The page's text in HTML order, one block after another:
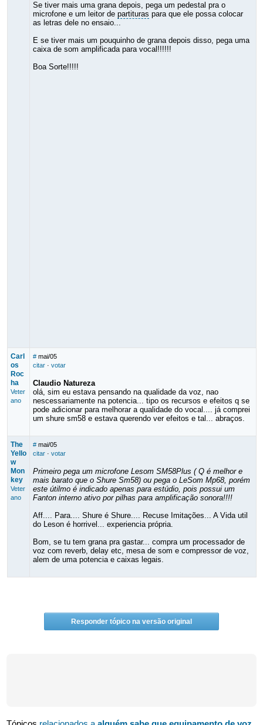
Se tiver mais uma grana depois, pega um pedestal pra o
microfone e um leitor de partituras para que ele possa colocar
as letras dele no ensaio...
E se tiver mais um pouquinho de grana depois disso, pega uma
caixa de som amplificada para vocal!!!!!!
Boa Sorte!!!!!
Carl
os
Roc
ha
Veter
ano
# mai/05
citar· votar
Claudio Natureza
olá, sim eu estava pensando na qualidade da voz, nao
nescessariamente na potencia... tipo os recursos e efeitos q se
pode adicionar para melhorar a qualidade do vocal.... já comprei
um shure sm58 e estava querendo ver efeitos e tal... abraços.
The
Yello
w
Mon
key
Veter
ano
# mai/05
citar· votar
Primeiro pega um microfone Lesom SM58Plus ( Q é melhor e
mais barato que o Shure Sm58) ou pega o LeSom Mp68, porém
este útilmo é indicado apenas para estúdio, pois possui um
Fanton interno ativo por pilhas para amplificação sonora!!!!
Aff.... Para.... Shure é Shure.... Recuse Imitações... A Vida util
do Leson é horrivel... experiencia própria.
Bom, se tu tem grana pra gastar... compra um processador de
voz com reverb, delay etc, mesa de som e compressor de voz,
alem de uma potencia e caixas legais.
Responder tópico na versão original